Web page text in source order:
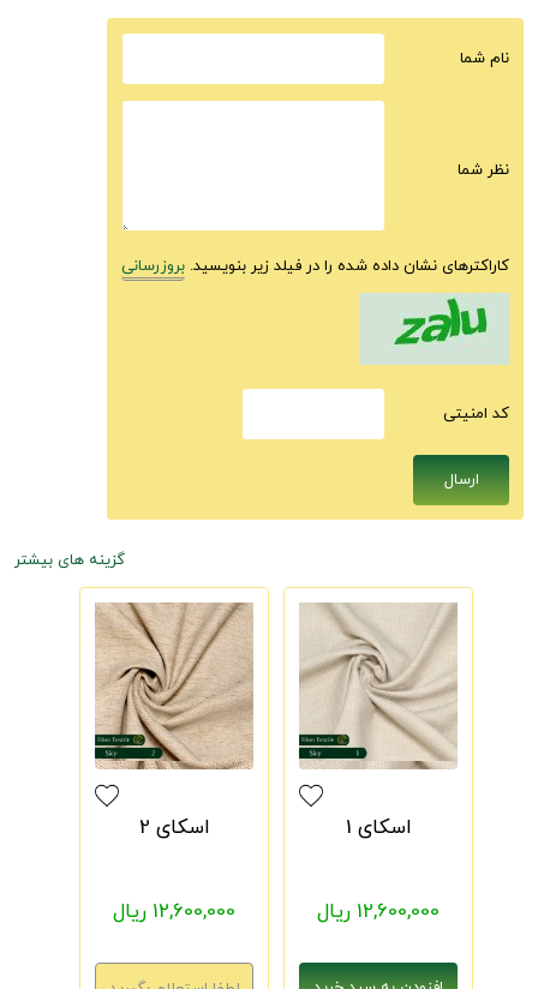
نام شما
نظر شما
کاراکترهای نشان داده شده را در فیلد زیر بنویسید. بروزرسانی
كد امنيتى
گزینه های بیشتر
اسکای 1
12,600,000 ریال
اسکای 2
12,600,000 ریال